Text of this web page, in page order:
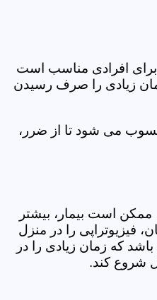
برای افرادی مناسب است
زیادی را صرف رسیدن
می شود تا از ضرر،
ممکن است بیمار، بیشتر
فیزیوتراپی را در منزل
که زمان زیادی را در
شروع کند.